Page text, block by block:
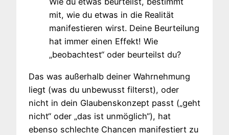
mit, wie du etwas in die Realität
manifestieren wirst. Deine Beurteilung
hat immer einen Effekt! Wie
„beobachtest“ oder beurteilst du?
Das was außerhalb deiner Wahrnehmung
liegt (was du unbewusst filterst), oder
nicht in dein Glaubenskonzept passt („geht
nicht“ oder „das ist unmöglich“), hat
ebenso schlechte Chancen manifestiert zu